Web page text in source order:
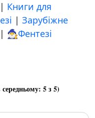
| Книги для
| Зарубіжне
| 🧙‍♂️Фентезі
середньому: 5з 5)